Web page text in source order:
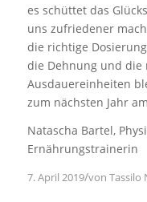
es schüttet das
uns zufriedener
die richtige
die Dehnung und die
Ausdauereinheiten
zum nächsten Jahr
Natascha Bartel,
Ernährungstrainerin
7. April 2019/von Tassilo